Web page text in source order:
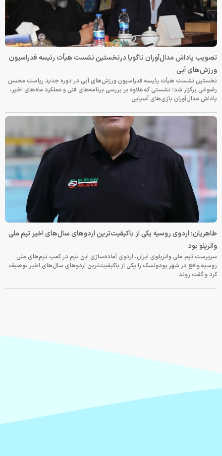
تصویب پاداش مدال‌آوران ناگویا درنخستین نشست هیأت رئیسه فدراسیون
ورزش‌های آبی
نخستین نشست هیأت رئیسه فدراسیون ورزش‌های آبی در دوره جدید ریاست محسن
رضوانی برگزار شد؛ نشستی که علاوه بر بررسی برنامه‌های فنی و عملکرد ماه‌های اخیر،
پاداش مدال‌آوران بازی‌های آسیایی
طاهریان: اردوی روسیه یکی از باکیفیت‌ترین اردوهای سال‌های اخیر تیم ملی
واترپلو بود
سرپرست تیم ملی واترپلوی ایران، اردوی آماده‌سازی این تیم در کمپ تیم‌های ملی
روسیه واقع در شهر پودولسک را یکی از باکیفیت‌ترین اردوهای سال‌های اخیر توصیف
کرد و گفت روند